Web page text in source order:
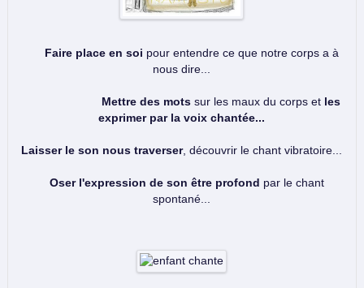
Faire place en soi pour entendre ce que notre corps a à
nous dire...
Mettre des motssur les maux du corps et les
exprimer par la voix chantée...
Laisser le son nous traverser, découvrir le chant vibratoire...
Oser l'expression de son être profond par le chant
spontané...